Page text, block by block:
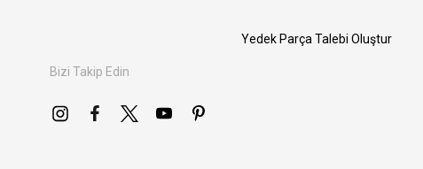
Bizi Takip Edin
Yedek Parça Talebi Oluştur